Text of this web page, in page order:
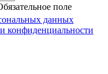
поле
данных
конфиденциальности